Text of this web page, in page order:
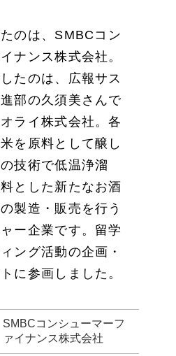
のは、SMBCコン
ナンス株式会社。
たのは、広報サス
部の久須美さんで
ライ株式会社。各
を原料として醸し
技術で低温浄溜
とした新たなお酒
製造・販売を行う
ー企業です。留学
ング活動の企画・
に参画しました。
SMBCコンシューマーフ
ァイナンス株式会社